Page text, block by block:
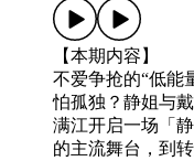
【本期内容】
不爱争抢的“低能
怕孤独？静姐与
满江开启一场「
的主流舞台，到